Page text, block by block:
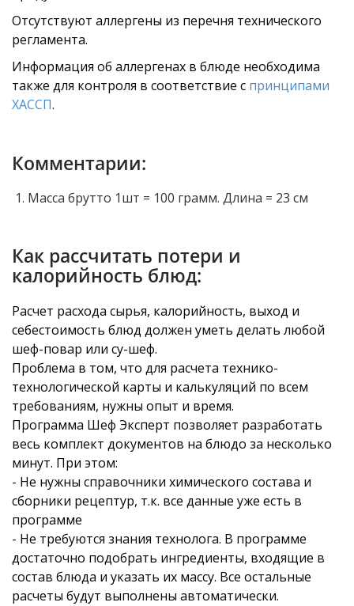
Отсутствуют аллергены из перечня технического
регламента.
Информация об аллергенах в блюде необходима
также для контроля в соответствие с принципами
ХАССП.
Комментарии:
Масса брутто 1шт = 100 грамм. Длина = 23 см
Как рассчитать потери и
калорийность блюд:
Расчет расхода сырья, калорийность, выход и
себестоимость блюд должен уметь делать любой
шеф-повар или су-шеф.
Проблема в том, что для расчета технико-
технологической карты и калькуляций по всем
требованиям, нужны опыт и время.
Программа Шеф Эксперт позволяет разработать
весь комплект документов на блюдо за несколько
минут. При этом:
- Не нужны справочники химического состава и
сборники рецептур, т.к. все данные уже есть в
программе
- Не требуются знания технолога. В программе
достаточно подобрать ингредиенты, входящие в
состав блюда и указать их массу. Все остальные
расчеты будут выполнены автоматически.